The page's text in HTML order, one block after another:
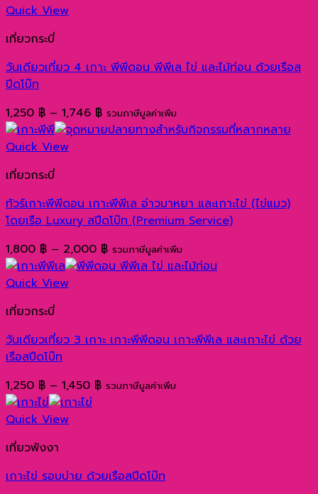
Quick View
เที่ยวกระบี่
วันเดียวเที่ยว 4 เกาะ พีพีดอน พีพีเล ไข่ และไม้ท่อน ด้วยเรือส
ปีดโบ๊ท
1,250 ฿ – 1,746 ฿Price
range:
รวมภาษีมูลค่าเพิ่ม
Quick View
เที่ยวกระบี่
ทัวร์เกาะพีพีดอน เกาะพีพีเล อ่าวมาหยา และเกาะไข่ (ไข่แมว)
โดยเรือ Luxury สปีดโบ๊ท (Premium Service)
1,800 ฿ – 2,000 ฿Price
range:
รวมภาษีมูลค่าเพิ่ม
Quick View
เที่ยวกระบี่
วันเดียวเที่ยว 3 เกาะ เกาะพีพีดอน เกาะพีพีเล และเกาะไข่ ด้วย
เรือสปีดโบ๊ท
1,250 ฿ – 1,450 ฿Price
รวมภาษีมูลค่าเพิ่ม
Quick View
เที่ยวพังงา
เกาะไข่ รอบบ่าย ด้วยเรือสปีดโบ๊ท